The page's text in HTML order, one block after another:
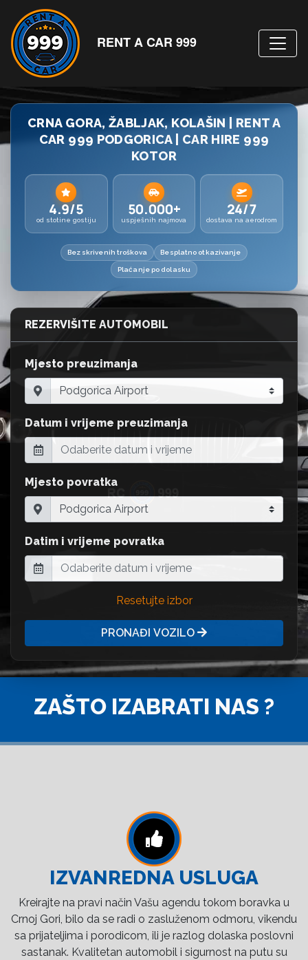
RENT A CAR 999
CRNA GORA, ŽABLJAK, KOLAŠIN | RENT A
CAR 999 PODGORICA | CAR HIRE 999
KOTOR
4.9/5
od stotine gostiju
50.000+
uspješnih najmova
24/7
dostava na aerodrom
Bez skrivenih troškova Besplatno otkazivanje
Plaćanje po dolasku
REZERVIŠITE AUTOMOBIL
Mjesto preuzimanja
Datum i vrijeme preuzimanja
Mjesto povratka
Datim i vrijeme povratka
Resetujte izbor
PRONAĐI VOZILO
ZAŠTO IZABRATI NAS ?
IZVANREDNA USLUGA
Kreirajte na pravi način Vašu agendu tokom boravka u
Crnoj Gori, bilo da se radi o zasluženom odmoru, vikendu
sa prijateljima i porodicom, ili je razlog dolaska poslovni
sastanak. Kvalitetan automobil i sigurnost na putu su